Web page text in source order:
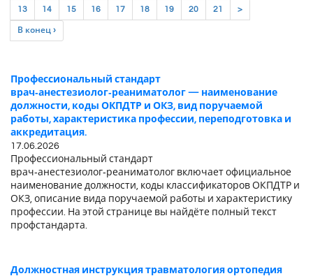
13 14 15 16 17 18 19 20 21 >
В конец ›
Профессиональный стандарт
врач‑анестезиолог‑реаниматолог — наименование
должности, коды ОКПДТР и ОКЗ, вид поручаемой
работы, характеристика профессии, переподготовка и
аккредитация.
17.06.2026
Профессиональный стандарт
врач‑анестезиолог‑реаниматолог включает официальное
наименование должности, коды классификаторов ОКПДТР и
ОКЗ, описание вида поручаемой работы и характеристику
профессии. На этой странице вы найдёте полный текст
профстандарта.
Должностная инструкция травматология ортопедия